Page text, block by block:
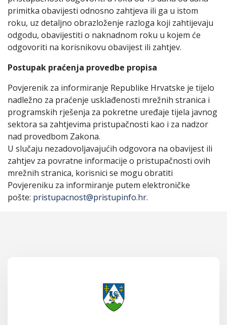
primitka obavijesti odnosno zahtjeva ili ga u istom
roku, uz detaljno obrazloženje razloga koji zahtijevaju
odgodu, obavijestiti o naknadnom roku u kojem će
odgovoriti na korisnikovu obavijest ili zahtjev.
Postupak praćenja provedbe propisa
Povjerenik za informiranje Republike Hrvatske je tijelo
nadležno za praćenje usklađenosti mrežnih stranica i
programskih rješenja za pokretne uređaje tijela javnog
sektora sa zahtjevima pristupačnosti kao i za nadzor
nad provedbom Zakona.
U slučaju nezadovoljavajućih odgovora na obavijest ili
zahtjev za povratne informacije o pristupačnosti ovih
mrežnih stranica, korisnici se mogu obratiti
Povjereniku za informiranje putem elektroničke
pošte: pristupacnost@pristupinfo.hr.